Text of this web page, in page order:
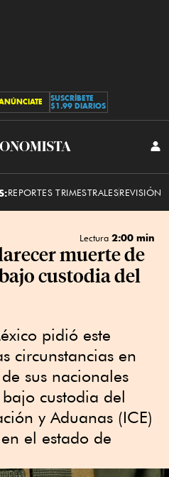
SUSCRÍBETE
$1.99 DIARIOS
El
REPORTES TRIMESTRALESREVISIÓN
Lectura 2:00 min
muerte de
custodia del
pidió este
circunstancias en
sus nacionales
custodia del
y Aduanas (ICE)
el estado de